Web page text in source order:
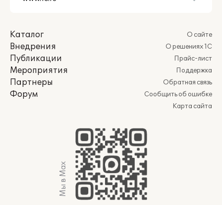
Каталог
Внедрения
Публикации
Мероприятия
Партнеры
Форум
О сайте
О решениях 1С
Прайс-лист
Поддержка
Обратная связь
Сообщить об ошибке
Карта сайта
Мы в Max